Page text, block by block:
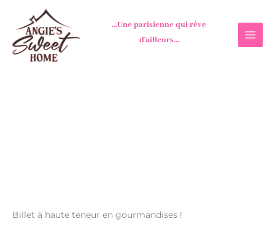
contenu
...Une parisienne qui rêve
d'ailleurs...
Billet à haute teneur en gourmandises !